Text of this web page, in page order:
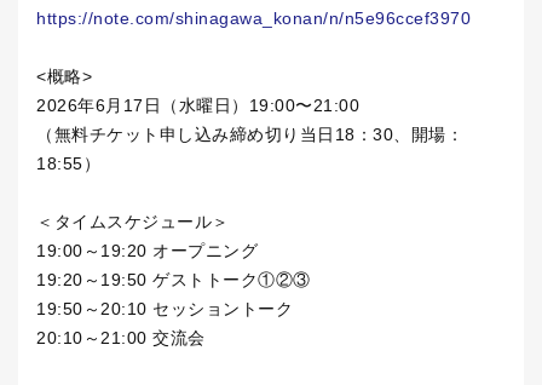
https://note.com/shinagawa_konan/n/n5e96ccef3970
<概略>
2026年6月17日（水曜日）19:00〜21:00
（無料チケット申し込み締め切り当日18：30、開場：
18:55）
＜タイムスケジュール＞
19:00～19:20 オープニング
19:20～19:50 ゲストトーク①②③
19:50～20:10 セッショントーク
20:10～21:00 交流会